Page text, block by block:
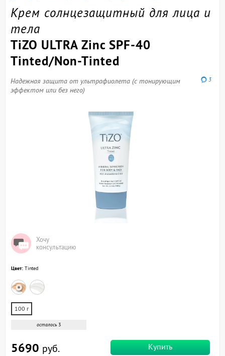
Крем солнцезащитный для лица и
тела
TiZO ULTRA Zinc SPF-40
Tinted/Non-Tinted
3
Надежная защита от ультрафиолета (с тонирующим
эффектом или без него)
Хочу
консультацию
Цвет: Tinted
100 г
осталось 3
5690 руб. Купить